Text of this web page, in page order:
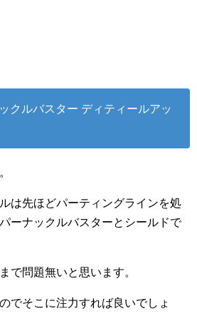
クルバスター ディティールアッ
は先ほどパーティングラインを処
ーナックルバスターとシールドで
で問題無いと思います。
でそこに注力すれば良いでしょ